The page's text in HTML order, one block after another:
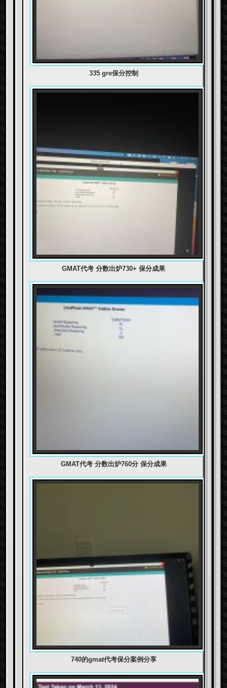
335 gre保分控制
GMAT代考 分数出炉730+ 保分成果
GMAT代考 分数出炉760分 保分成果
740的gmat代考保分案例分享